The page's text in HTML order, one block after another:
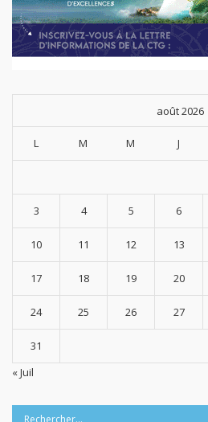
août 2026
L M M J
3 4 5 6
10 11 12 13
17 18 19 20
24 25 26 27
31
« Juil